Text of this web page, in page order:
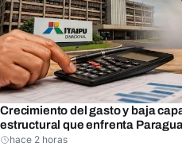
Crecimiento del gasto y baja
estructural que enfrenta
hace 2 horas